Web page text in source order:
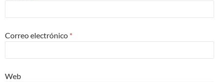
Correo electrónico *
Web